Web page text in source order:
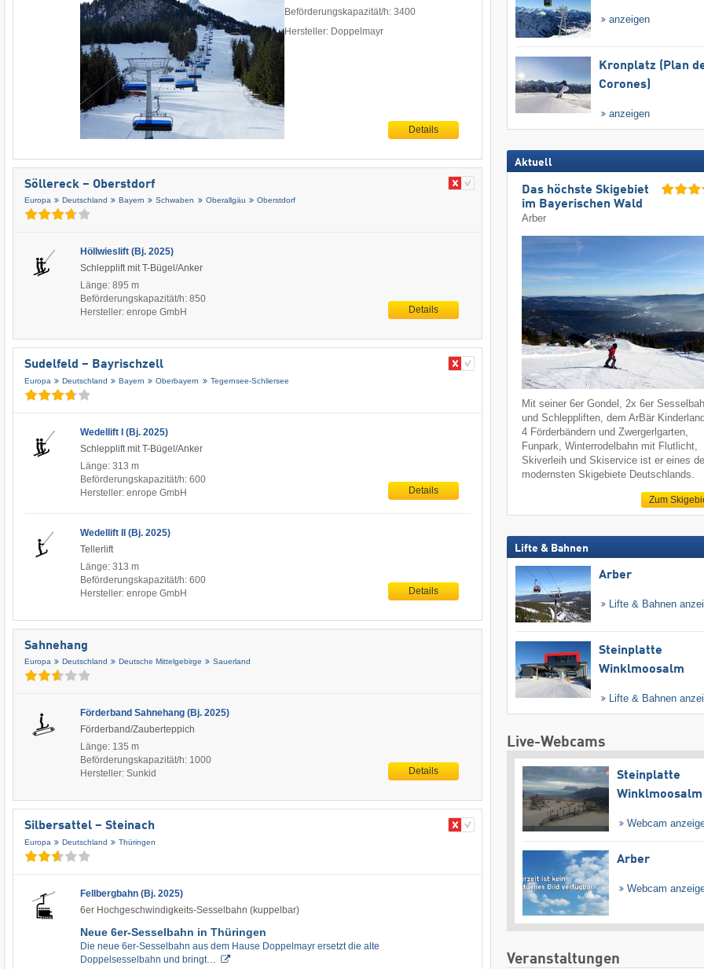
Beförderungskapazität/h: 3400
Hersteller: Doppelmayr
Details
Söllereck – Oberstdorf
Europa Deutschland Bayern Schwaben Oberallgäu Oberstdorf
Höllwieslift (Bj. 2025)
Schlepplift mit T-Bügel/Anker
Länge: 895 m
Beförderungskapazität/h: 850
Hersteller: enrope GmbH
Details
Sudelfeld – Bayrischzell
Europa Deutschland Bayern Oberbayern Tegernsee-Schliersee
Wedellift I (Bj. 2025)
Schlepplift mit T-Bügel/Anker
Länge: 313 m
Beförderungskapazität/h: 600
Hersteller: enrope GmbH
Details
Wedellift II (Bj. 2025)
Tellerlift
Länge: 313 m
Beförderungskapazität/h: 600
Hersteller: enrope GmbH
Details
Sahnehang
Europa Deutschland Deutsche Mittelgebirge Sauerland
Förderband Sahnehang (Bj. 2025)
Förderband/Zauberteppich
Länge: 135 m
Beförderungskapazität/h: 1000
Hersteller: Sunkid
Details
Silbersattel – Steinach
Europa Deutschland Thüringen
Fellbergbahn (Bj. 2025)
6er Hochgeschwindigkeits-Sesselbahn (kuppelbar)
Neue 6er-Sesselbahn in Thüringen
Die neue 6er-Sesselbahn aus dem Hause Doppelmayr ersetzt die alte
Doppelsesselbahn und bringt…
anzeigen
Kronplatz (Plan
Corones)
anzeigen
Aktuell
Das höchste Skigebiet
im Bayerischen Wald
Arber
Mit seiner 6er Gondel, 2x 6er
und Schleppliften, dem ArBär
4 Förderbändern und Zwergerlgarten,
Funpark, Winterrodelbahn mit Flutlicht,
Skiverleih und Skiservice ist er eines
modernsten Skigebiete Deutschlands.
Zum
Lifte & Bahnen
Arber
Lifte & Bahnen
Steinplatte
Winklmoosalm
Lifte & Bahnen
Live-Webcams
Steinplatte
Winklmoosalm
Webcam
Arber
Webcam
Veranstaltungen